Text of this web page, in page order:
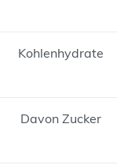
Kohlenhydrate
Davon Zucker